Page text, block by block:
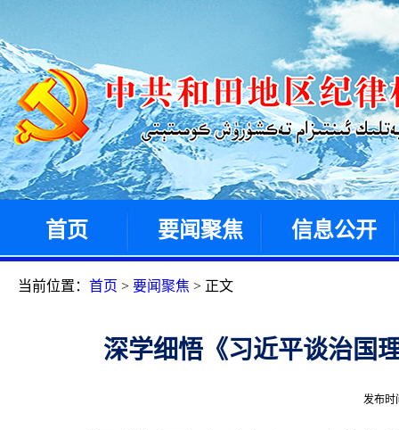
首页 要闻聚焦 信息公开
当前位置： 首页 > 要闻聚焦 > 正文
深学细悟《习近平谈治国
发布时